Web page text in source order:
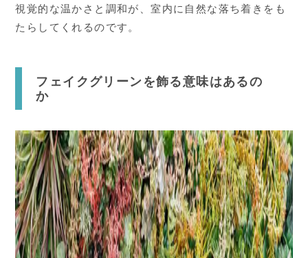
視覚的な温かさと調和が、室内に自然な落ち着きをも
たらしてくれるのです。
フェイクグリーンを飾る意味はあるの
か